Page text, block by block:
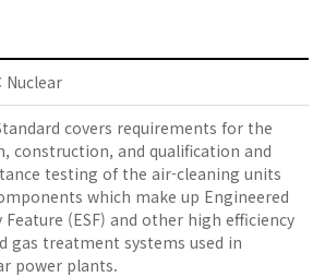
Nuclear
covers requirements for the
construction, and qualification and
testing of the air-cleaning units
which make up Engineered
Feature (ESF) and other high efficiency
gas treatment systems used in
power plants.